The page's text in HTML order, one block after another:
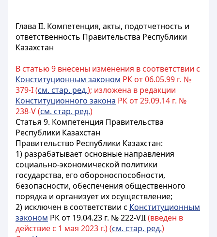
Глава II. Компетенция, акты, подотчетность и
ответственность Правительства Республики
Казахстан
В статью 9 внесены изменения в соответствии с
Конституционным законом РК от 06.05.99 г. №
379-I (см. стар. ред.); изложена в редакции
Конституционного закона РК от 29.09.14 г. №
238-V (см. стар. ред.)
Статья 9. Компетенция Правительства
Республики Казахстан
Правительство Республики Казахстан:
1) разрабатывает основные направления
социально-экономической политики
государства, его обороноспособности,
безопасности, обеспечения общественного
порядка и организует их осуществление;
2) исключен в соответствии с Конституционным
законом РК от 19.04.23 г. № 222-VII(введен в
действие с 1 мая 2023 г.) (см. стар. ред.)